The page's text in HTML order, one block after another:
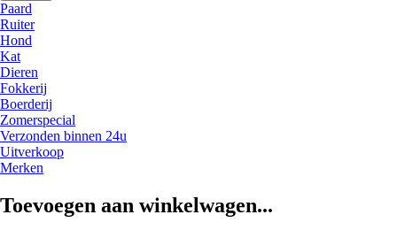
Paard
Ruiter
Hond
Kat
Dieren
Fokkerij
Boerderij
Zomerspecial
Verzonden binnen 24u
Uitverkoop
Merken
Toevoegen aan winkelwagen...